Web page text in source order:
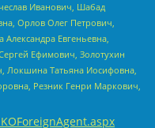
Иванович, Шабад
Орлов Олег Петрович,
Евгеньевна,
Ефимович, Золотухин
Локшина Татьяна Иосифовна,
Резник Генри Маркович,